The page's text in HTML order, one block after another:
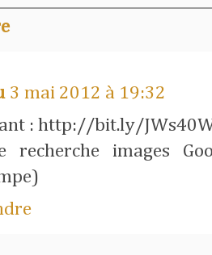
3 mai 2012 à 19:32
: http://bit.ly/
recherche images